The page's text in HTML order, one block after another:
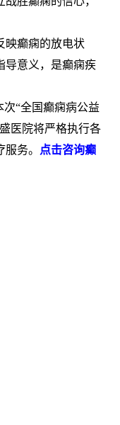
癫痫的放电状
导意义，是癫痫疾
“全国癫痫病公益
医院将严格执行各
务。
点击咨询癫